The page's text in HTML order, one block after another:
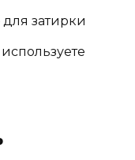
затирки